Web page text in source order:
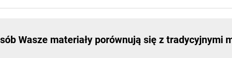
Wasze materiały porównują się z tradycyjnymi